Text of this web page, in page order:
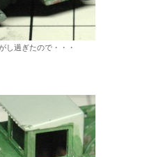
し過ぎたので・・・